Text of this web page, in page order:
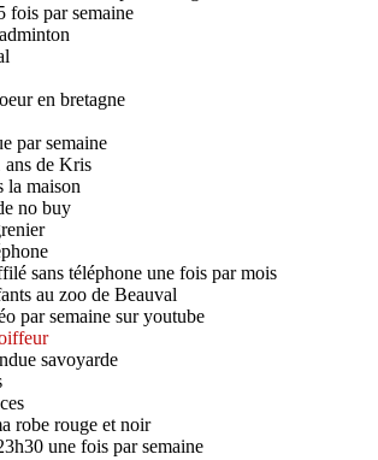
fois par semaine
en bretagne
par semaine
ans de Kris
la maison
no buy
sans téléphone une fois par mois
au zoo de Beauval
par semaine sur youtube
savoyarde
robe rouge et noir
une fois par semaine